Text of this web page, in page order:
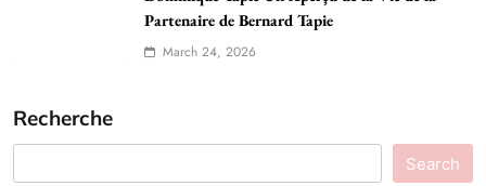
Partenaire de Bernard Tapie
March 24, 2026
Recherche
Search